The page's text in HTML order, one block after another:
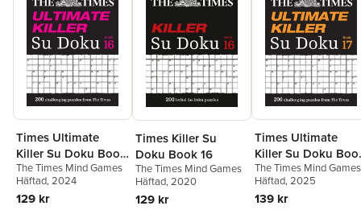
Times Ultimate
Killer Su Doku Book
16
The Times Mind Games
Häftad, 2024
129 kr
Times Killer Su
Doku Book 16
The Times Mind Games
Häftad, 2020
129 kr
Times Ultimate
Killer Su Doku
17
The Times Mind Games
Häftad, 2025
139 kr